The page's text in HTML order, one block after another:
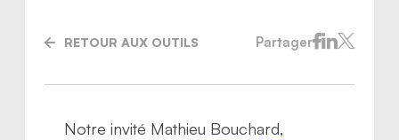
RETOUR AUX OUTILS Partager
Notre invité Mathieu Bouchard,